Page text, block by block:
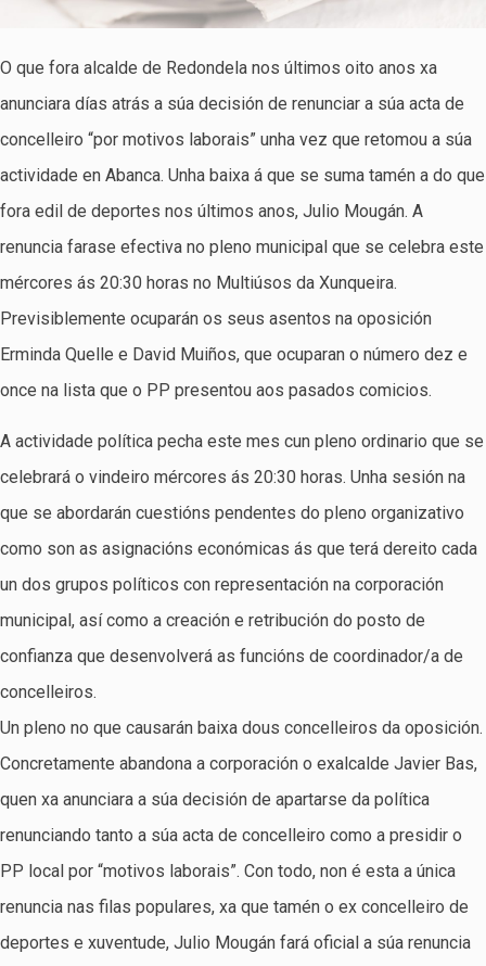
O que fora alcalde de Redondela nos últimos oito anos xa
anunciara días atrás a súa decisión de renunciar a súa acta de
concelleiro “por motivos laborais” unha vez que retomou a súa
actividade en Abanca. Unha baixa á que se suma tamén a do que
fora edil de deportes nos últimos anos, Julio Mougán. A
renuncia farase efectiva no pleno municipal que se celebra este
mércores ás 20:30 horas no Multiúsos da Xunqueira.
Previsiblemente ocuparán os seus asentos na oposición
Erminda Quelle e David Muiños, que ocuparan o número dez e
once na lista que o PP presentou aos pasados comicios.
A actividade política pecha este mes cun pleno ordinario que se
celebrará o vindeiro mércores ás 20:30 horas. Unha sesión na
que se abordarán cuestións pendentes do pleno organizativo
como son as asignacións económicas ás que terá dereito cada
un dos grupos políticos con representación na corporación
municipal, así como a creación e retribución do posto de
confianza que desenvolverá as funcións de coordinador/a de
concelleiros.
Un pleno no que causarán baixa dous concelleiros da oposición.
Concretamente abandona a corporación o exalcalde Javier Bas,
quen xa anunciara a súa decisión de apartarse da política
renunciando tanto a súa acta de concelleiro como a presidir o
PP local por “motivos laborais”. Con todo, non é esta a única
renuncia nas filas populares, xa que tamén o ex concelleiro de
deportes e xuventude, Julio Mougán fará oficial a súa renuncia